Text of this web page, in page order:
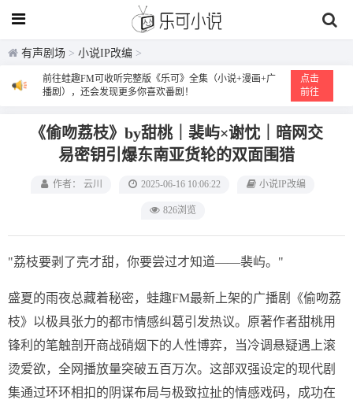
有声剧场 > 小说IP改编 >
前往蛙趣FM可收听完整版《乐可》全集（小说+漫画+广
播剧），还会发现更多你喜欢番剧！
点击
前往
《偷吻荔枝》by甜桃｜裴屿×谢忱｜暗网交
易密钥引爆东南亚货轮的双面围猎
作者： 云川 2025-06-16 10:06:22 小说IP改编
826浏览
"荔枝要剥了壳才甜，你要尝过才知道——裴屿。"
盛夏的雨夜总藏着秘密，蛙趣FM最新上架的广播剧《偷吻荔
枝》以极具张力的都市情感纠葛引发热议。原著作者甜桃用
锋利的笔触剖开商战硝烟下的人性博弈，当冷调悬疑遇上滚
烫爱欲，全网播放量突破五百万次。这部双强设定的现代剧
集通过环环相扣的阴谋布局与极致拉扯的情感戏码，成功在